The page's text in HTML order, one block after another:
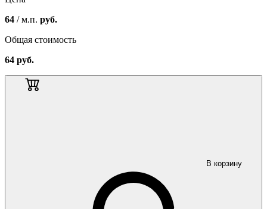
64 / м.п. руб.
Общая стоимость
64 руб.
В корзину